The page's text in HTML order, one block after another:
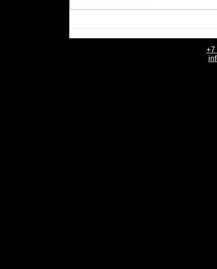
День рождения компании
летие в партнерской
+7